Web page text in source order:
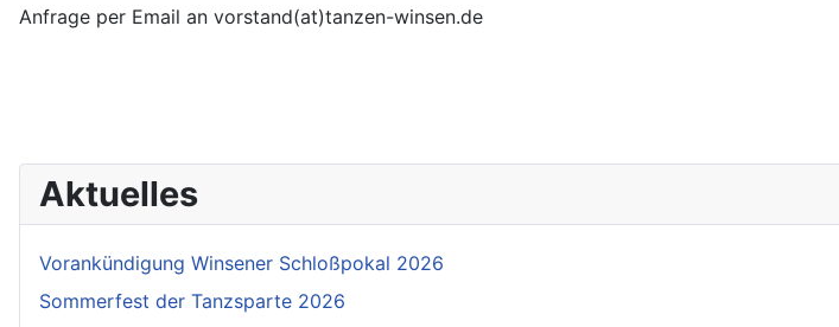
Anfrage per Email an vorstand(at)tanzen-winsen.de
Aktuelles
Vorankündigung Winsener Schloßpokal 2026
Sommerfest der Tanzsparte 2026